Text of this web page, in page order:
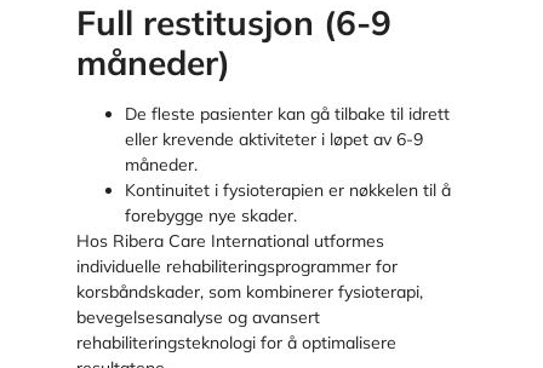
Full restitusjon (6-9
måneder)
De fleste pasienter kan gå tilbake til idrett
eller krevende aktiviteter i løpet av 6-9
måneder.
Kontinuitet i fysioterapien er nøkkelen til å
forebygge nye skader.
Hos Ribera Care International utformes
individuelle rehabiliteringsprogrammer for
korsbåndskader, som kombinerer fysioterapi,
bevegelsesanalyse og avansert
rehabiliteringsteknologi for å optimalisere